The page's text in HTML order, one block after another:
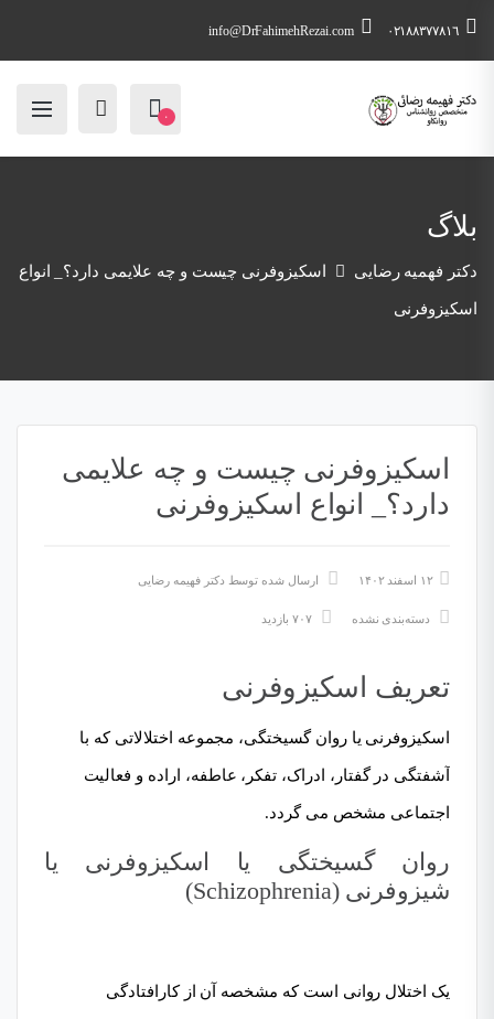
٠٢١٨٨٣٧٧٨١٦ info@DrFahimehRezai.com
۰
بلاگ
دکتر فهمیه رضایی اسکیزوفرنی چیست و چه علایمی دارد؟_ انواع
اسکیزوفرنی
اسکیزوفرنی چیست و چه علایمی
دارد؟_ انواع اسکیزوفرنی
۱۲ اسفند ۱۴۰۲ ارسال شده توسط دکتر فهیمه رضایی
دسته‌بندی نشده ۷۰۷ بازدید
تعریف اسکیزوفرنی
اسکیزوفرنی یا روان گسیختگی، مجموعه اختلالاتی که با
آشفتگی در گفتار ، ادراک، تفکر، عاطفه، اراده و فعالیت
اجتماعی مشخص می گردد.
روان گسیختگی یا اسکیزوفرنی یا
شیزوفرنی (Schizophrenia)
یک اختلال روانی است که مشخصه آن از کارافتادگی